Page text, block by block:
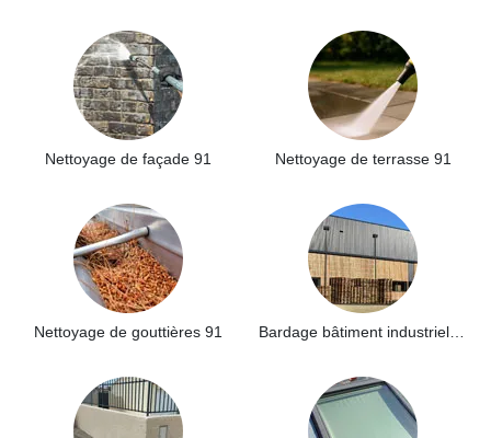
Nettoyage de façade 91 Nettoyage de terrasse 91
Nettoyage de gouttières 91